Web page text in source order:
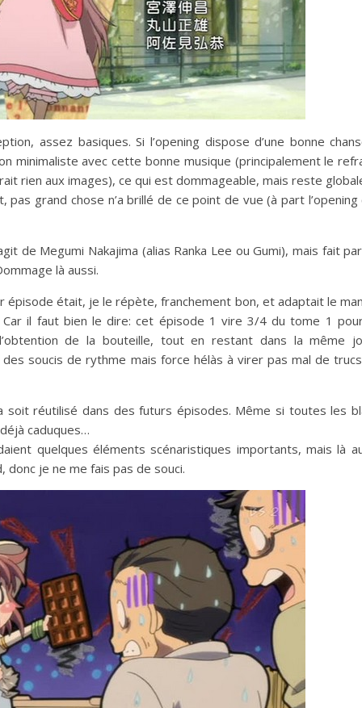
assez basiques. Si l’opening dispose d’une bonne
minimaliste avec cette bonne musique (principalement le
rien aux images), ce qui est dommageable, mais reste
pas grand chose n’a brillé de ce point de vue (à part
de Megumi Nakajima (alias Ranka Lee ou Gumi), mais fait
là aussi.
épisode était, je le répète, franchement bon, et adaptait le
Car il faut bien le dire: cet épisode 1 vire 3/4 du tome 1
de la bouteille, tout en restant dans la même
soucis de rythme mais force hélàs à virer pas mal de
réutilisé dans des futurs épisodes. Même si toutes les
caduques…
quelques éléments scénaristiques importants, mais là
donc je ne me fais pas de souci.